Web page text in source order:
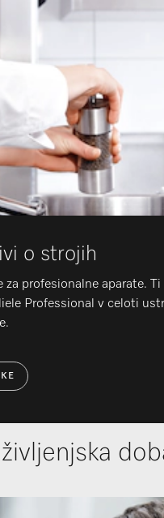
o strojih
profesionalne aparate.
Professional v celoti